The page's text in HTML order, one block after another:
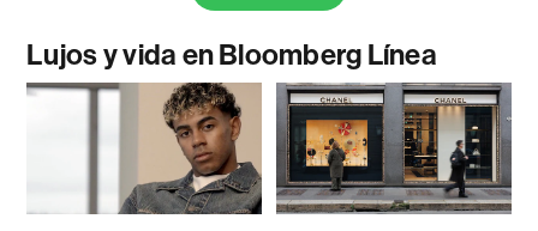
Lujos y vida en Bloomberg Línea